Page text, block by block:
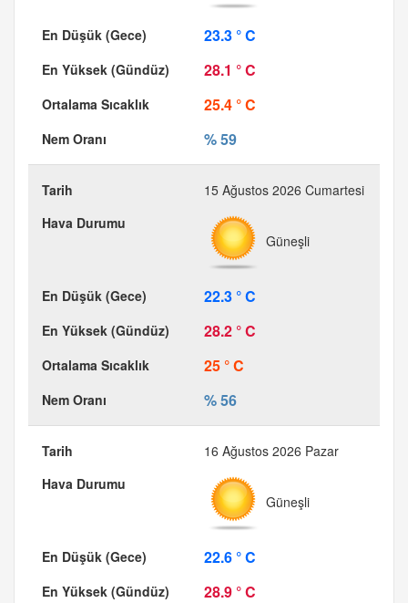
23.3 ° C
28.1 ° C
25.4 ° C
% 59
15 Ağustos 2026 Cumartesi
Güneşli
22.3 ° C
28.2 ° C
25 ° C
% 56
16 Ağustos 2026 Pazar
Güneşli
22.6 ° C
28.9 ° C